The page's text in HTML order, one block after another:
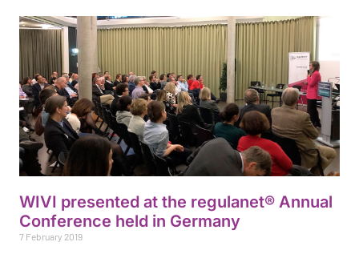
WIVI presented at the regulanet® Annual
Conference held in Germany
7 February 2019